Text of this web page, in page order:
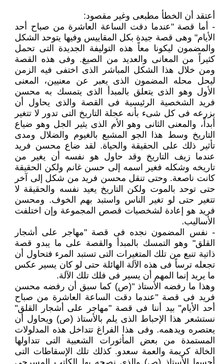
أعتقد أن الخطأ مطبعى وغير مقصود:
- أما قصة "عندما دقت الساعة العاشرة من صباح أحد
الأيام" وهى قصة جيدة بكل المقاييس وفيها يتوحد الشكل
والمضمون ليكونا معاً هذه التوليفة الجديدة التى تحمل
كثيراً من المعانى والعديد من الصيغ. وفى هذه القصة
ومن خلال هذا الشكل المباشر الذى اختفى فيه الزمن
ليحل محله المضمون الذى يعبر عن معنيين، المعنى
الأول وهو الذى يتعلق بالمبدأ الذى يتمسك به محسن
فريد الشخصية الرئيسية فى القصة والذى يحاول أن
يزرعه فى كل شىء بأنه عجلة التاريخ التى تدور لا تتغير
أبداً، والمعنى الثانى وهو الأم الذى يثير الجل وهو ضياع
التاريخ وسط هذا الجو المشبع بالغيوم والضلال ومدى
تأثير ذلك على الحقيقة والحياة. لقد ضاع محسن فريد
عندما زيف التاريخ وقد حاول هو نفسه أن يغير من
تاريخه وشكله فغير اسمه إلى حسن غانم ولكن الحقيقة
كانت ناصعة. وحتى تنقل محسن فريد من شكل إلى آخر
حتى توحد بالموت ولكن التاريخ يعيد نفسه والحقيقة لا
تتغير حتى لو تغير الناس واستبد بهم الخوف. ومحسن
فريد هو إعادة لشخصيات قصص المجموعة وإن اختلفت
الأساليب.
- نفس المضمون نجده فى قصة "مهاجر على أشجار
القلق" وهو التمسك بالمبدأ والقصة على ما يبدو قصة
ذاتية تنبع من تلك المتغيرات التى تستبد المرء فتحاول أن
تجعله ترساً فى هذه الآلة الهائلة حتى لو كان يسير عكس
ما يريد إنما المهم أن يسير فى فلك تلك الآلة.
وهذا ما رفضه الأستاذ "(ص) كما سبق أن رفضه محسن
فريد فى قصة "عندما دقت الساعة العاشرة من صباح
أحد الأيام" بيد أننا فى قصة "مهاجر على أشجار القلق"
نستشعر هذا الإحباط الذى يلم بالأستاذ (ص) ويحاول أن
يعتصره ويدهمه. وفى هذا الفراغ تتداخل هذه المدلولات
المستمدة من بعض المأثورات الشعبية التى تتداولها
الخالة كريمة والعمة سعدو. كذلك تلك الإسقاطات التى